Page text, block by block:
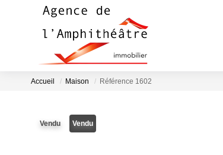
Accueil Maison Référence 1602
Vendu Vendu